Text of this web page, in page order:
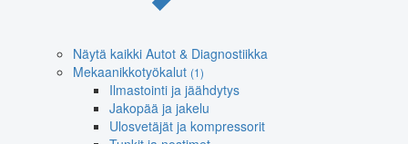
Näytä kaikki Autot & Diagnostiikka
Mekaanikkotyökalut (1)
Ilmastointi ja jäähdytys
Jakopää ja jakelu
Ulosvetäjät ja kompressorit